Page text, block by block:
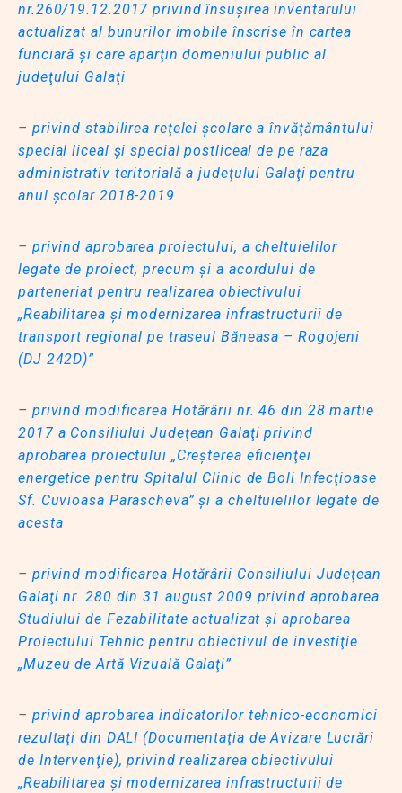
nr.260/19.12.2017 privind însuşirea inventarului
actualizat al bunurilor imobile înscrise în cartea
funciară şi care aparţin domeniului public al
judeţului Galaţi
– privind stabilirea reţelei şcolare a învăţământului
special liceal şi special postliceal de pe raza
administrativ teritorială a judeţului Galaţi pentru
anul şcolar 2018-2019
– privind aprobarea proiectului, a cheltuielilor
legate de proiect, precum şi a acordului de
parteneriat pentru realizarea obiectivului
„Reabilitarea şi modernizarea infrastructurii de
transport regional pe traseul Băneasa – Rogojeni
(DJ 242D)”
– privind modificarea Hotărârii nr. 46 din 28 martie
2017 a Consiliului Judeţean Galaţi privind
aprobarea proiectului „Creşterea eficienţei
energetice pentru Spitalul Clinic de Boli Infecţioase
Sf. Cuvioasa Parascheva” şi a cheltuielilor legate de
acesta
– privind modificarea Hotărârii Consiliului Judeţean
Galaţi nr. 280 din 31 august 2009 privind aprobarea
Studiului de Fezabilitate actualizat şi aprobarea
Proiectului Tehnic pentru obiectivul de investiţie
„Muzeu de Artă Vizuală Galaţi”
– privind aprobarea indicatorilor tehnico-economici
rezultaţi din DALI (Documentaţia de Avizare Lucrări
de Intervenţie), privind realizarea obiectivului
„Reabilitarea şi modernizarea infrastructurii de